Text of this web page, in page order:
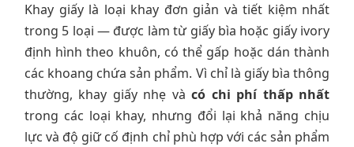
Khay giấy là loại khay đơn giản và tiết kiệm nhất
trong 5 loại — được làm từ giấy bìa hoặc giấy ivory
định hình theo khuôn, có thể gấp hoặc dán thành
các khoang chứa sản phẩm. Vì chỉ là giấy bìa thông
thường, khay giấy nhẹ vàcó chi phí thấp nhất
trong các loại khay, nhưng đổi lại khả năng chịu
lực và độ giữ cố định chỉ phù hợp với các sản phẩm